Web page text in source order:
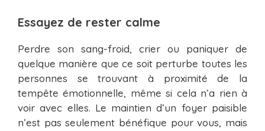
Essayez de rester calme
Perdre son sang-froid, crier ou paniquer de
quelque manière que ce soit perturbe toutes les
personnes se trouvant à proximité de la
tempête émotionnelle, même si cela n’a rien à
voir avec elles. Le maintien d’un foyer paisible
n’est pas seulement bénéfique pour vous, mais